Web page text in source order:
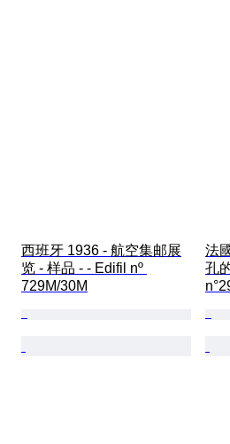
西班牙 1936 - 航空集邮展
览 - 样品 - - Edifil nº
729M/30M
法
孔